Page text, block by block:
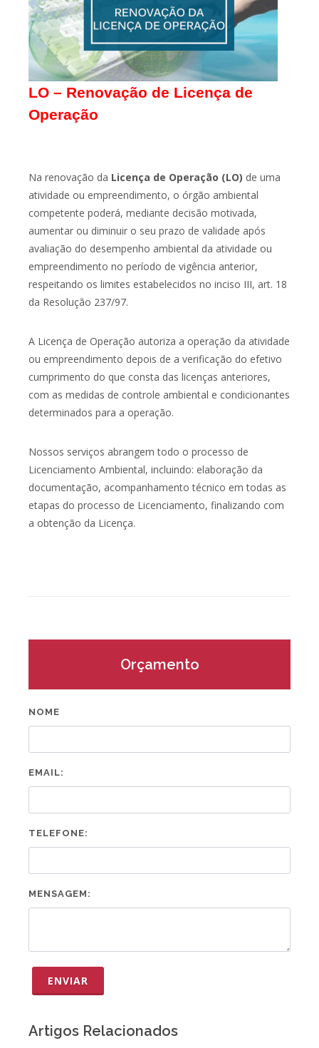
LO – Renovação de Licença de
Operação
Na renovação da Licença de Operação (LO) de uma
atividade ou empreendimento, o órgão ambiental
competente poderá, mediante decisão motivada,
aumentar ou diminuir o seu prazo de validade após
avaliação do desempenho ambiental da atividade ou
empreendimento no período de vigência anterior,
respeitando os limites estabelecidos no inciso III, art. 18
da Resolução 237/97.
A Licença de Operação autoriza a operação da atividade
ou empreendimento depois de a verificação do efetivo
cumprimento do que consta das licenças anteriores,
com as medidas de controle ambiental e condicionantes
determinados para a operação.
Nossos serviços abrangem todo o processo de
Licenciamento Ambiental, incluindo: elaboração da
documentação, acompanhamento técnico em todas as
etapas do processo de Licenciamento, finalizando com
a obtenção da Licença.
Orçamento
NOME
EMAIL:
TELEFONE:
MENSAGEM:
ENVIAR
Artigos Relacionados